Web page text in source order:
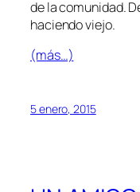
de la comunidad.
haciendo viejo.
(más…)
5 enero, 2015